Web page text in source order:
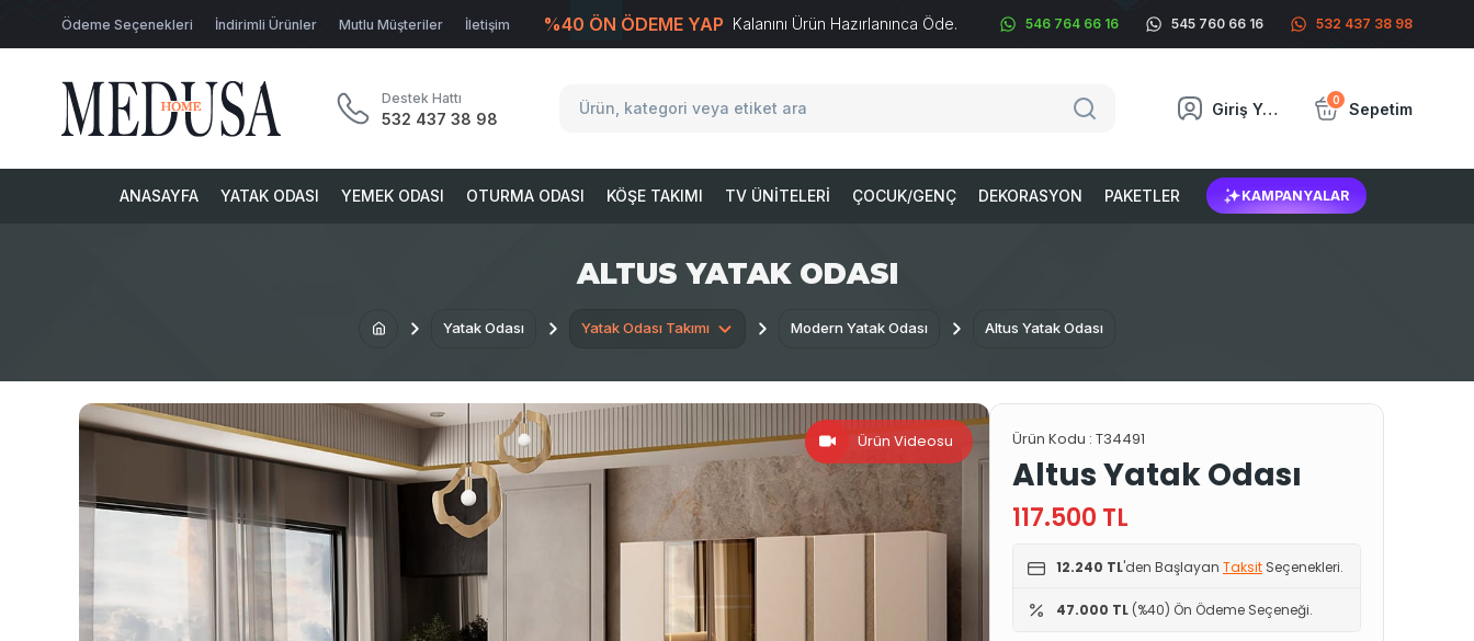
Ödeme Seçenekleri İndirimli Ürünler Mutlu Müşteriler İletişim %40 ÖN ÖDEME YAP Kalanını Ürün Hazırlanınca Öde. 546 764 66 16 545 760 66 16 532 437 38 98
Destek Hattı
532 437 38 98
Giriş Yap 0 Sepetim
ANASAYFA YATAK ODASI YEMEK ODASI OTURMA ODASI KÖŞE TAKIMI TV ÜNITELERI ÇOCUK/GENÇ DEKORASYON PAKETLER KAMPANYALAR
ALTUS YATAK ODASI
Yatak Odası Yatak Odası Takımı Modern Yatak Odası Altus Yatak Odası
Ürün Videosu Ürün Kodu : T34491
Altus Yatak Odası
117.500 TL
12.240 TL'den Başlayan Taksit Seçenekleri.
47.000 TL (%40) Ön Ödeme Seçeneği.
T-Soft E-TicaretSistemleriyle Hazırlanmıştır.